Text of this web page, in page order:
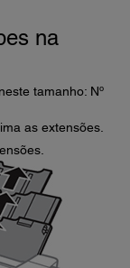
na
tamanho: Nº
as extensões.